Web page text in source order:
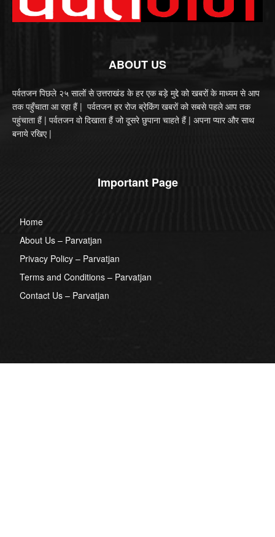
ABOUT US
पर्वतजन पिछले २५ सालों से उत्तराखंड के हर एक बड़े मुद्दे को खबरों के माध्यम से आप
तक पहुँचाता आ रहा हैं | पर्वतजन हर रोज ब्रेकिंग खबरों को सबसे पहले आप तक
पहुंचाता हैं | पर्वतजन वो दिखाता हैं जो दूसरे छुपाना चाहते हैं | अपना प्यार और साथ
बनाये रखिए |
Important Page
Home
About Us – Parvatjan
Privacy Policy – Parvatjan
Terms and Conditions – Parvatjan
Contact Us – Parvatjan